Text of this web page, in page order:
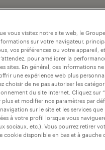
assistant
intérim
35 000
vous visitez notre site web, le
sur votre navigateur,
vos préférences ou votre appareil,
pour améliorer la
sites. En général, ces informations
une expérience web plus
choisir de ne pas autoriser les
du site Internet. Cliquez sur
plus et modifier nos paramètres par
sur le site et les services
à votre profil lorsque vous
sociaux, etc.). Vous pourrez retirer
cookie disponible en bas et à gauche